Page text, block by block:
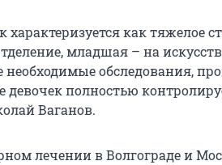
характеризуется как тяжелое
младшая – на
обследования,
девочек полностью
Ваганов.
лечении в Волгограде и